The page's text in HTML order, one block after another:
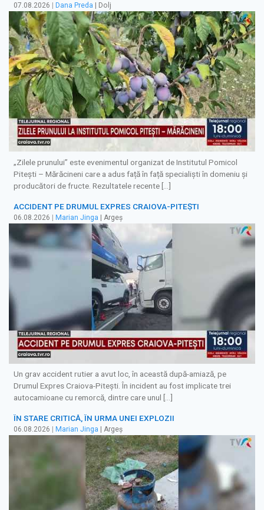
07.08.2026 Dana Preda | Dolj
„Zilele prunului” este evenimentul organizat de Institutul Pomicol
Pitești – Mărăcineni care a adus față în față specialiști în domeniu și
producători de fructe. Rezultatele recente […]
ACCIDENT PE DRUMUL EXPRES CRAIOVA-PITEȘTI
06.08.2026 | Marian Jinga | Argeș
Un grav accident rutier a avut loc, în această după-amiază, pe
Drumul Expres Craiova-Pitești. În incident au fost implicate trei
autocamioane cu remorcă, dintre care unul […]
ÎN STARE CRITICĂ, ÎN URMA UNEI EXPLOZII
06.08.2026 | Marian Jinga | Argeș